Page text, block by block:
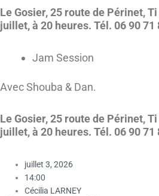
Le Gosier, 25 route de Périnet,
juillet, à 20 heures. Tél. 06 90 71
Jam Session
Avec Shouba & Dan.
Le Gosier, 25 route de Périnet,
juillet, à 20 heures. Tél. 06 90 71
juillet 3, 2026
14:00
Cécilia LARNEY